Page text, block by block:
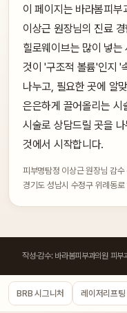
이 페이지는 바라봄피부
이상근 원장님의 진료
힐로웨이브는 많이 넣
것이 '구조적 볼륨'인지 '
나누고, 필요한 곳에 알
은은하게 끌어올리는 시
시술로 상담드릴 곳을
것에서 시작합니다.
피부명탐정 이상근 원장님 감수
경기도 성남시 수정구 위례
작성·감수: 바라봄피부과의원
BRB 시그니처 레이저리프팅